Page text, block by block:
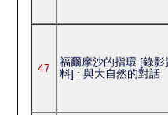
47
福爾摩沙的指環 [錄影
料] : 與大自然的對話.